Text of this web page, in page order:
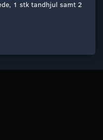
1 stk tandhjul samt 2